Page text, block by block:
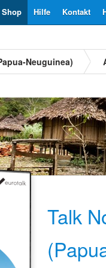
Kontakt
Hilfe
Shop
Neuguinea)
Talk